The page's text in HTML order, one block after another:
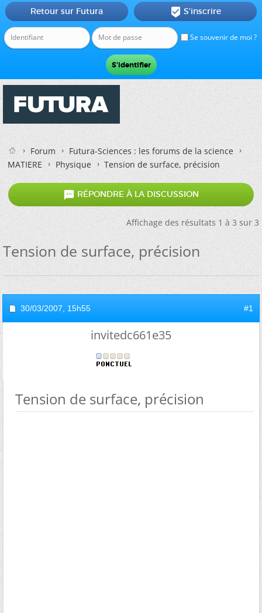
Se souvenir de moi ?
Retour sur Futura  S'inscrire
Forum
Futura-Sciences : les forums de la science
MATIERE
Physique Tension de surface, précision
 RÉPONDRE À LA DISCUSSION
Affichage des résultats 1 à 3 sur 3
Tension de surface, précision
30/03/2007, 15h55 #1
invitedc661e35
Tension de surface, précision